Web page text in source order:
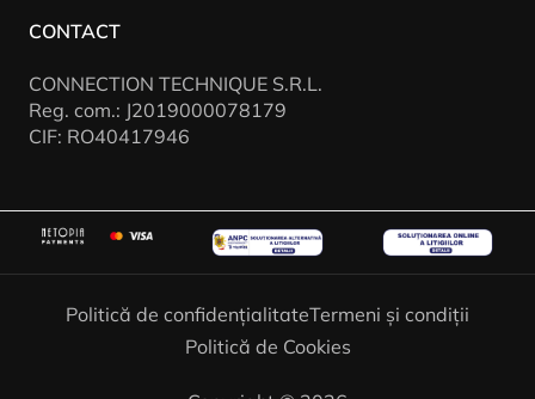
CONTACT
CONNECTION TECHNIQUE S.R.L.
Reg. com.: J2019000078179
CIF: RO40417946
Politică de confidențialitateTermeni și condiții
Politică de Cookies